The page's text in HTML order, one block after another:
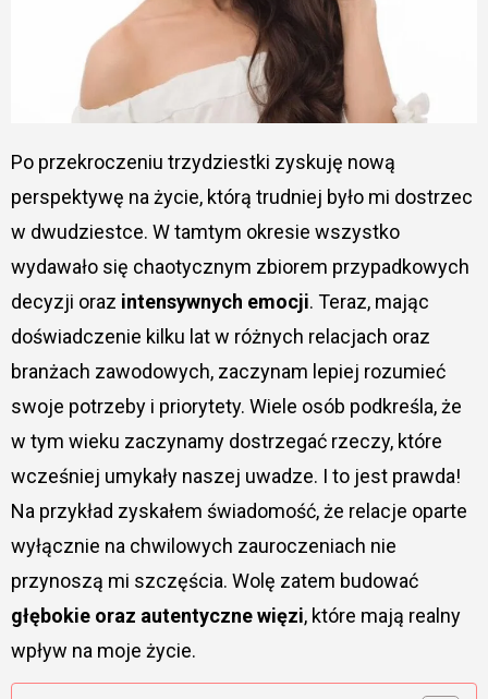
Po przekroczeniu trzydziestki zyskuję nową
perspektywę na życie, którą trudniej było mi dostrzec
w dwudziestce. W tamtym okresie wszystko
wydawało się chaotycznym zbiorem przypadkowych
decyzji oraz intensywnych emocji. Teraz, mając
doświadczenie kilku lat w różnych relacjach oraz
branżach zawodowych, zaczynam lepiej rozumieć
swoje potrzeby i priorytety. Wiele osób podkreśla, że
w tym wieku zaczynamy dostrzegać rzeczy, które
wcześniej umykały naszej uwadze. I to jest prawda!
Na przykład zyskałem świadomość, że relacje oparte
wyłącznie na chwilowych zauroczeniach nie
przynoszą mi szczęścia. Wolę zatem budować
głębokie oraz autentyczne więzi, które mają realny
wpływ na moje życie.